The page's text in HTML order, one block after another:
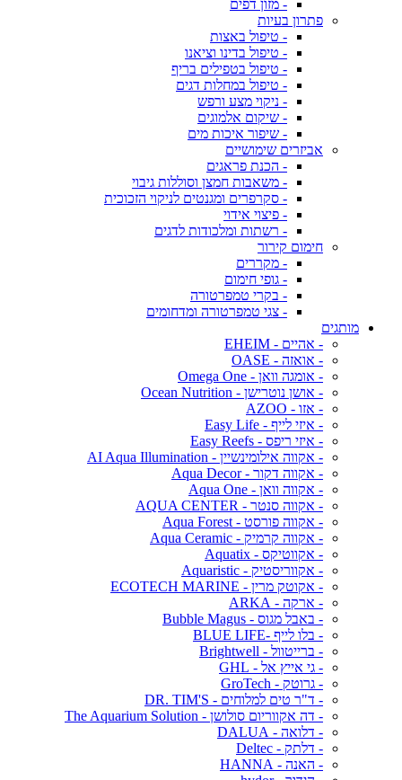
- מזון דפים
פתרון בעיות
- טיפול באצות
- טיפול בדינו וציאנו
- טיפול בטפילים בריף
- טיפול במחלות דגים
- ניקוי מצע ורפש
- שיקום אלמוגים
- שיפור איכות מים
אביזרים שימושיים
- הכנת פראגים
- משאבות חמצן וסוללות גיבוי
- סקרפרים ומגנטים לניקוי הזכוכית
- פיצוי אידוי
- רשתות ומלכודות לדגים
חימום קירור
- מקררים
- גופי חימום
- בקרי טמפרטורה
- צגי טמפרטורה ומדחומים
מותגים
- אהיים - EHEIM
- אואזה - OASE
- אומגה וואן - Omega One
- אושן נוטרישן - Ocean Nutrition
- אזו - AZOO
- איזי לייף - Easy Life
- איזי ריפס - Easy Reefs
- אקווה אילומינשיין - AI Aqua Illumination
- אקווה דקור - Aqua Decor
- אקווה וואן - Aqua One
- אקווה סנטר - AQUA CENTER
- אקווה פורסט - Aqua Forest
- אקווה קרמיק - Aqua Ceramic
- אקווטיקס - Aquatix
- אקווריסטיק - Aquaristic
- אקוטק מרין - ECOTECH MARINE
- ארקה - ARKA
- באבל מגוס - Bubble Magus
- בלו לייף -BLUE LIFE
- ברייטוול - Brightwell
- גי אייץ אל - GHL
- גרוטק - GroTech
- ד"ר טים למלוחים - DR. TIM'S
- דה אקווריום סולושן - The Aquarium Solution
- דלואה - DALUA
- דלתק - Deltec
- האנה - HANNA